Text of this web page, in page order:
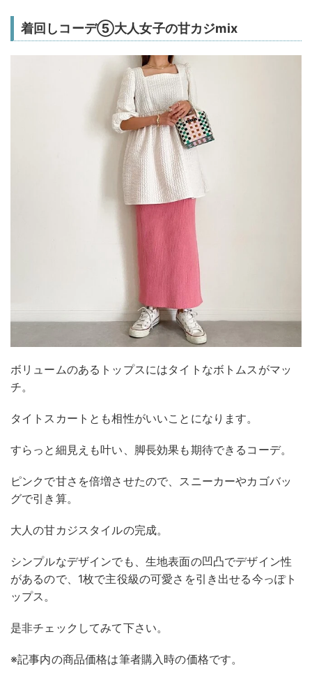
着回しコーデ⑤大人女子の甘カジmix
ボリュームのあるトップスにはタイトなボトムスがマッ
チ。
タイトスカートとも相性がいいことになります。
すらっと細見えも叶い、脚長効果も期待できるコーデ。
ピンクで甘さを倍増させたので、スニーカーやカゴバッ
グで引き算。
大人の甘カジスタイルの完成。
シンプルなデザインでも、生地表面の凹凸でデザイン性
があるので、1枚で主役級の可愛さを引き出せる今っぽト
ップス。
是非チェックしてみて下さい。
※記事内の商品価格は筆者購入時の価格です。